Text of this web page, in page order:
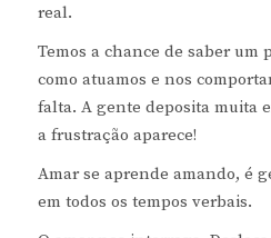
real.
Temos a chance de saber um
como atuamos e nos
falta. A gente deposita muita
a frustração aparece!
Amar se aprende amando, é
em todos os tempos verbais.